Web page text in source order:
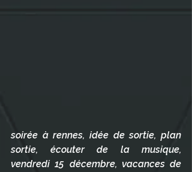
soirée à rennes, idée de sortie, plan
sortie, écouter de la musique,
vendredi 15 décembre, vacances de